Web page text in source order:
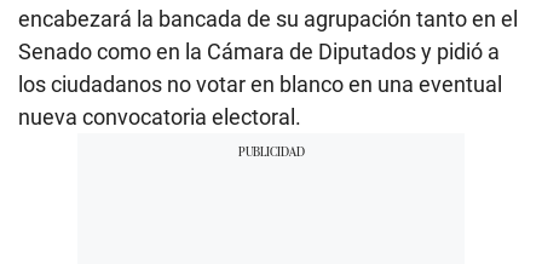
encabezará la bancada de su agrupación tanto en el
Senado como en la Cámara de Diputados y pidió a
los ciudadanos no votar en blanco en una eventual
nueva convocatoria electoral.